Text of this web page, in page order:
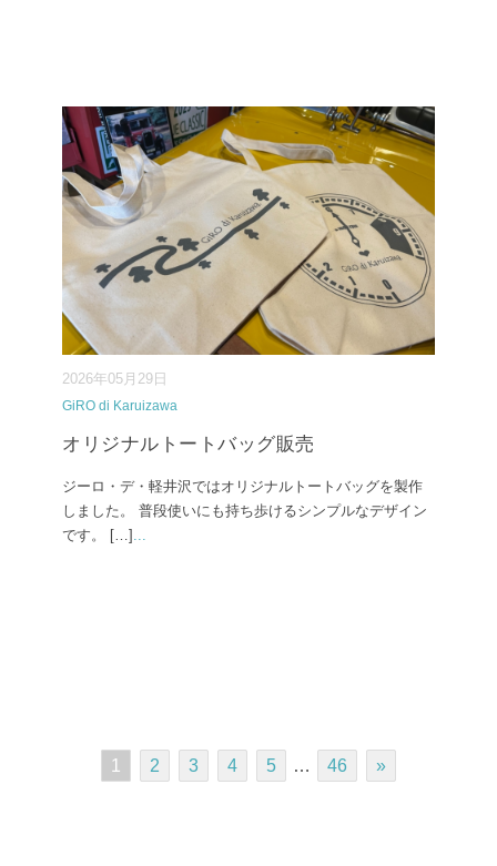
2026年05月29日
GiRO di Karuizawa
オリジナルトートバッグ販売
ジーロ・デ・軽井沢ではオリジナルトートバッグを製作
しました。 普段使いにも持ち歩けるシンプルなデザイン
です。 […] ...
1 2 3 4 5 … 46 »